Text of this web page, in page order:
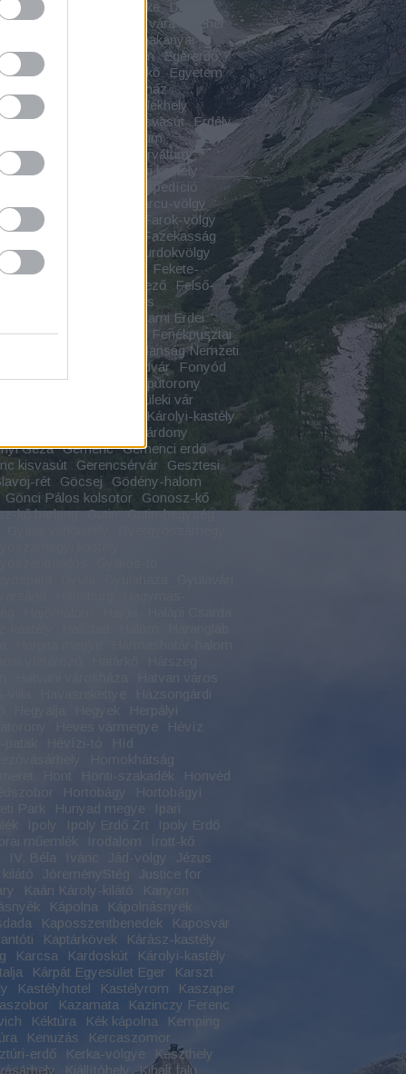
Döröske
Dregán-
Drégelypalánk Drégely vára
Dreher
Dunakanyar
Ecséri templomrom Egererdő
Egyes-kő Egyeskő
Egyetem
Emékház
Emlékhely
Emlékpark Erdei kisvasút
Erdély
Erdészeti Múzeum
Erdőrezervátum
Erődített város
Érseki kastély
Expedíció
Farcu-völgy
Farkas Bertalan
Farok-völgy
Fazekasság
szoros
Fehérkői-szurdokvölgy
Fekete-
Felfedező
Felső-
Felső-vízesés
Felsőtárkányi Állami Erdei
Felvidék
Fenékpusztai
Fertő Hanság Nemzeti
Földvár
Fonyód
kastély
Forkesch-kaputorony
Füleki vár
Füzérradványi Károlyi-kastély
Gárdony
Géza Gemenc Gemenci erdő
kisvasút
Gerencsérvár
Gesztesi
rét Göcsej
Gödény-halom
Gönci Pálos kolsotor
Gonosz-kő
kő barlang Gutin Gutin-hegység
Heves vármegye
Hévíz
Híd
Homokhátság
Honti-szakadék
Honvéd
Hortobágy
Hortobágyi
Hunyad megye
Ipari
Ipoly Ipoly Erdő Zrt
Ipoly Erdő
Iprai műemlék Irodalom
Írott-kő
Jád-völgy
Jézus
JóreményStég
Justice for
Kaán Károly-kilátó
Kanyon
Kápolna
Kápolnásnyék
Kaposszentbenedek
Kaposvár
Kaptárkövek
Kárász-kastély
Karcsa Kardoskút
Károlyi-kastély
Kárpát Egyesület Eger
Karszt
Kastélyhotel Kastélyrom
Kaszaper
Kazamata
Kazinczy Ferenc
Kéktúra Kék kápolna
Kemping
Kenuzás
Kercaszomor
erdő
Kerka-völgye
Keszthely
Kiállítóhely Kihalt falu